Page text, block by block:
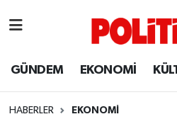
GÜNDEM EKONOMİ
HABERLER EKONOMİ
Ayvalık
Balıkesir Hava Durumu